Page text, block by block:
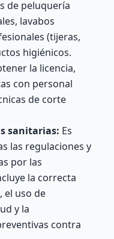
de peluquería
lavabos
(tijeras,
higiénicos.
la licencia,
con personal
de corte
sanitarias: Es
las regulaciones y
por las
la correcta
el uso de
y la
contra